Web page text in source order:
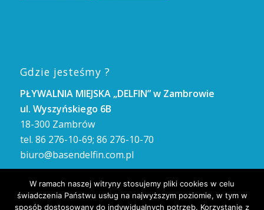
Gdzie jesteśmy ?
PŁYWALNIA MIEJSKA „DELFIN” w Zambrowie
ul. Wyszyńskiego 6B
18-300 Zambrów
tel. 86 276-10-69; 86 276-10-70
biuro@basendelfin.com.pl
GODZINY OTWARCIA
Poniedziałek – Piątek: 8.00 – 21.00
W ramach naszej witryny stosujemy pliki cookies w celu
świadczenia Państwu usług na najwyższym poziomie, w tym w
sposób dostosowany do indywidualnych potrzeb. Korzystanie z